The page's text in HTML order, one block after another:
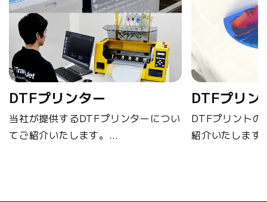
DTFプリンター
当社が提供するDTFプリンターについ
てご紹介いたします。
DTFプリン
DTFプリントの
紹介いたします